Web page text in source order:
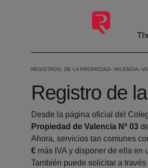
REGISTROS DE LA PROPIEDAD VALENCIA
Registro de
Desde la página oficial del
Propiedad de Valencia Nº 03
Ahora, servicios tan comunes
€ más IVA y disponer de ella en
También puede solicitar a